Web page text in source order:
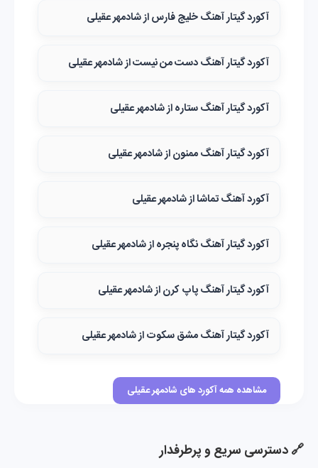
آکورد گیتار آهنگ خلیج فارس از شادمهر عقیلی
آکورد گیتار آهنگ دست من نیست از شادمهر عقیلی
آکورد گیتار آهنگ ستاره از شادمهر عقیلی
آکورد گیتار آهنگ ممنون از شادمهر عقیلی
آکورد آهنگ تماشا از شادمهر عقیلی
آکورد گیتار آهنگ نگاه پنجره از شادمهر عقیلی
آکورد گیتار آهنگ پاپ کرن از شادمهر عقیلی
آکورد گیتار آهنگ مشق سکوت از شادمهر عقیلی
مشاهده همه آکورد های شادمهر عقیلی
🔗 دسترسی سریع و پرطرفدار